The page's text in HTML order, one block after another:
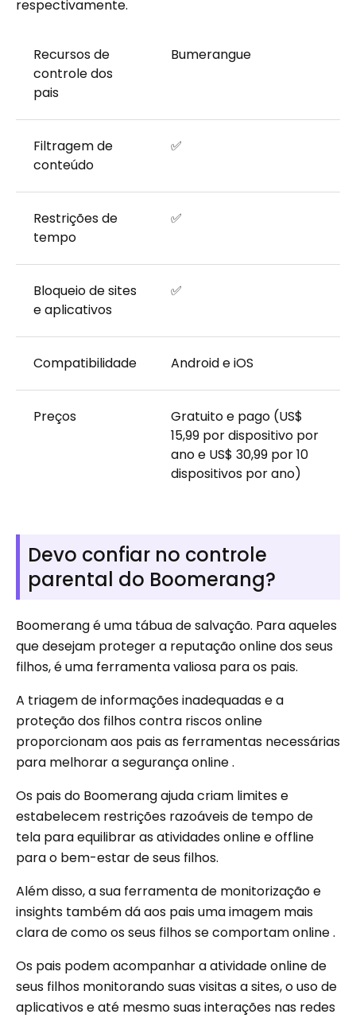
respectivamente.
Recursos de
controle dos
pais
Bumerangue
Filtragem de
conteúdo
✅
Restrições de
tempo
✅
Bloqueio de sites
e aplicativos
✅
Compatibilidade Android e iOS
Preços
Gratuito e pago (US$
15,99 por dispositivo por
ano e US$ 30,99 por 10
dispositivos por ano)
Devo confiar no controle
parental do Boomerang?
Boomerang é uma tábua de salvação. Para aqueles
que desejam proteger a reputação online dos seus
filhos, é uma ferramenta valiosa para os pais.
A triagem de informações inadequadas e a
proteção dos filhos contra riscos online
proporcionam aos pais as ferramentas necessárias
para melhorar a segurança online .
Os pais do Boomerang ajuda criam limites e
estabelecem restrições razoáveis ​​de tempo de
tela para equilibrar as atividades online e offline
para o bem-estar de seus filhos.
Além disso, a sua ferramenta de monitorização e
insights também dá aos pais uma imagem mais
clara de como os seus filhos se comportam online .
Os pais podem acompanhar a atividade online de
seus filhos monitorando suas visitas a sites, o uso de
aplicativos e até mesmo suas interações nas redes